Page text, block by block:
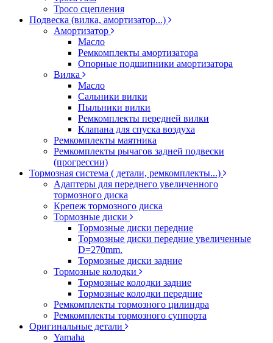
Тросо сцепления
Подвеска (вилка, амортизатор...)
Амортизатор
Масло
Ремкомплекты амортизатора
Опорные подшипники амортизатора
Вилка
Масло
Сальники вилки
Пыльники вилки
Ремкомплекты передней вилки
Клапана для спуска воздуха
Ремкомплекты маятника
Ремкомплекты рычагов задней подвески
(прогрессии)
Тормозная система ( детали, ремкомплекты...)
Адаптеры для переднего увеличенного
тормозного диска
Крепеж тормозного диска
Тормозные диски
Тормозные диски передние
Тормозные диски передние увеличенные
D=270mm.
Тормозные диски задние
Тормозные колодки
Тормозные колодки задние
Тормозные колодки передние
Ремкомплекты тормозного цилиндра
Ремкомплекты тормозного суппорта
Оригинальные детали
Yamaha